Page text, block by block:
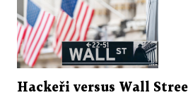
Hackeři versus Wall